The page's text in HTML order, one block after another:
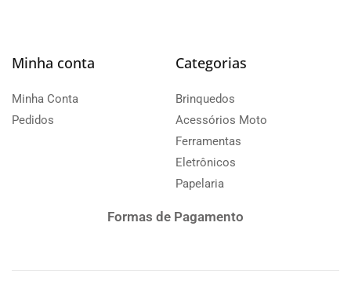
Minha conta
Minha Conta
Pedidos
Categorias
Brinquedos
Acessórios Moto
Ferramentas
Eletrônicos
Papelaria
Formas de Pagamento